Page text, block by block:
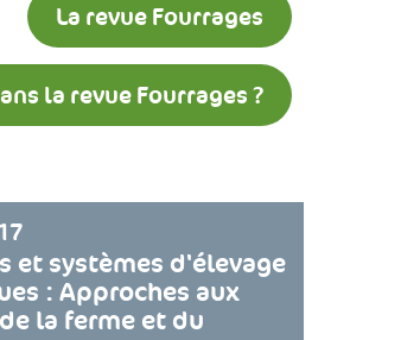
La revue Fourrages
la revue Fourrages ?
et systèmes d'élevage
: Approches aux
la ferme et du